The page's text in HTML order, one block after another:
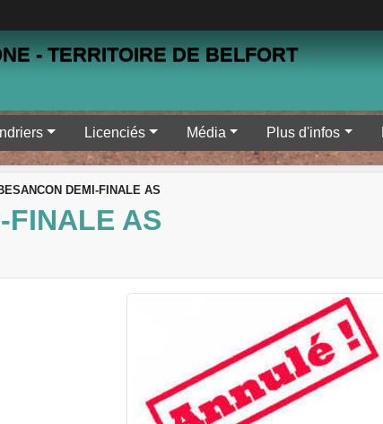
- TERRITOIRE DE BELFORT
Licenciés Média Plus d'infos
DEMI-FINALE AS
FINALE AS